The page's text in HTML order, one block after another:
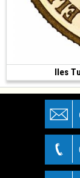
Iles
(1988 • 10.00 g • 25